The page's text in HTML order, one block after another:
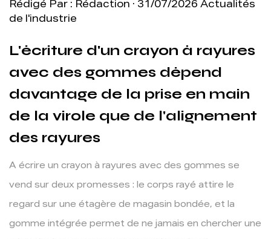
Rédigé Par : Rédaction · 31/07/2026 Actualités
de l'industrie
L'écriture d'un crayon à rayures
avec des gommes dépend
davantage de la prise en main
de la virole que de l'alignement
des rayures
A écrire un crayon à rayures avec des gommes se
vend sur deux promesses : le corps rayé attire le
regard sur une étagère de magasin bondée, et la
gomme intégrée permet de ne jamais en chercher une